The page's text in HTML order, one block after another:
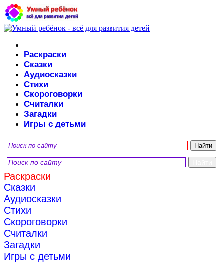
Раскраски
Сказки
Аудиосказки
Стихи
Скороговорки
Считалки
Загадки
Игры с детьми
Раскраски
Сказки
Аудиосказки
Стихи
Скороговорки
Считалки
Загадки
Игры с детьми